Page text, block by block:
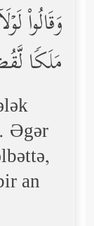
وَقَالُواْ
مَلَكࣰا
Əgər
an